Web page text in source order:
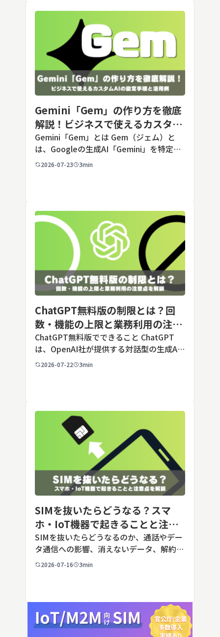
Gemini「Gem」の作り方を徹底
解説！ビジネスで使えるカスタム
AIの設定手順と活用例
Gemini「Gem」とは Gem（ジェム）と
は、Googleの生成AI「Gemini」を特定の
用途に合わせてカスタマイズできる機能で
2026-07-23 3min
ChatGPT無料版の制限とは？回
数・機能の上限と業務利用の注意
点を解説【2026年最新】
ChatGPT無料版でできること ChatGPT
は、OpenAI社が提供する対話型の生成AI
サービスです。アカウントを登録すれば無
2026-07-22 3min
SIMを抜いたらどうなる？スマ
ホ・IoT機器で起きることと注意
点を解説
SIMを抜いたらどうなるのか、通話やデー
タ通信への影響、消えないデータ、解約や
端末譲渡時の注意点を整理。さらに法人・
2026-07-16 3min